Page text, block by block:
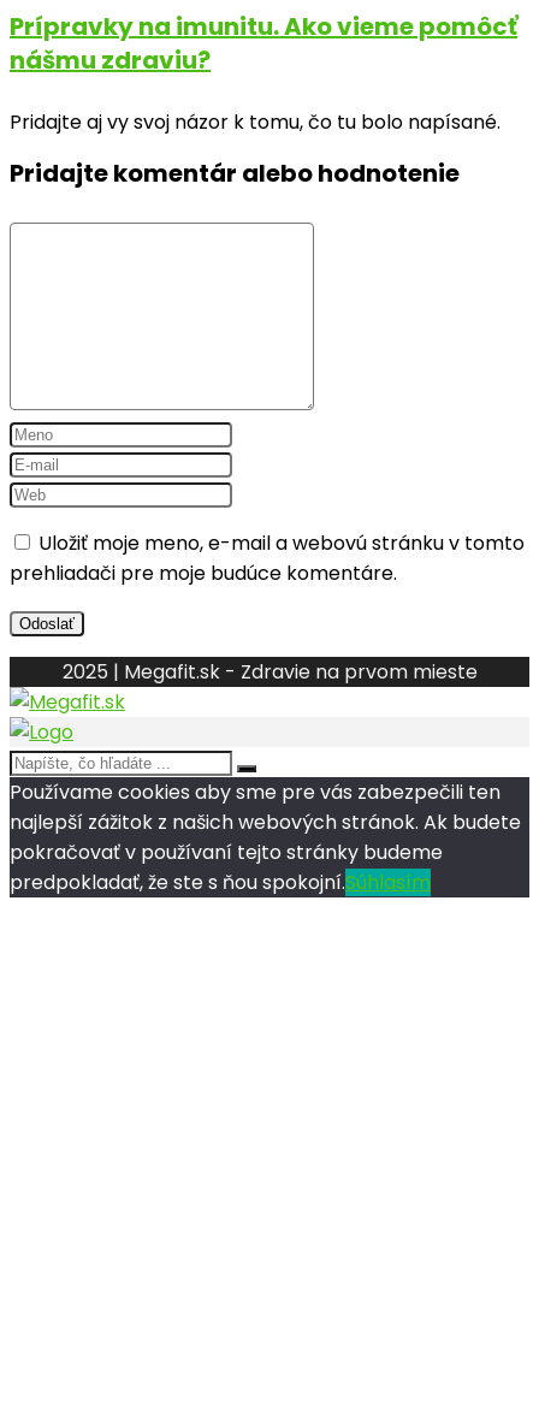
Prípravky na imunitu. Ako vieme pomôcť
nášmu zdraviu?
Pridajte aj vy svoj názor k tomu, čo tu bolo napísané.
Pridajte komentár alebo hodnotenie
Uložiť moje meno, e-mail a webovú stránku v tomto
prehliadači pre moje budúce komentáre.
2025 | Megafit.sk - Zdravie na prvom mieste
Používame cookies aby sme pre vás zabezpečili ten
najlepší zážitok z našich webových stránok. Ak budete
pokračovať v používaní tejto stránky budeme
predpokladať, že ste s ňou spokojní.Súhlasím